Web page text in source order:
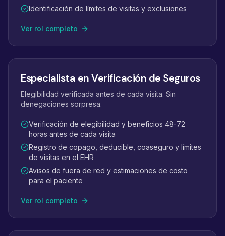
Identificación de límites de visitas y exclusiones
Ver rol completo
Especialista en Verificación de Seguros
Elegibilidad verificada antes de cada visita. Sin
denegaciones sorpresa.
Verificación de elegibilidad y beneficios 48-72
horas antes de cada visita
Registro de copago, deducible, coaseguro y límites
de visitas en el EHR
Avisos de fuera de red y estimaciones de costo
para el paciente
Ver rol completo